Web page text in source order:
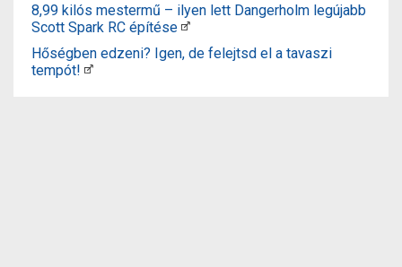
8,99 kilós mestermű – ilyen lett Dangerholm legújabb
Scott Spark RC építése
Hőségben edzeni? Igen, de felejtsd el a tavaszi
tempót!